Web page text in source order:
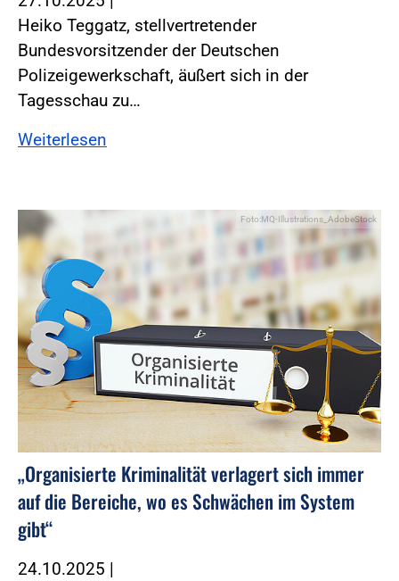
Heiko Teggatz, stellvertretender
Bundesvorsitzender der Deutschen
Polizeigewerkschaft, äußert sich in der
Tagesschau zu…
Weiterlesen
Foto:MQ-Illustrations_AdobeStock
„Organisierte Kriminalität verlagert sich immer
auf die Bereiche, wo es Schwächen im System
gibt“
24.10.2025 |